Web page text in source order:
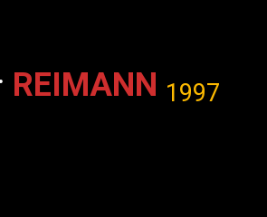
. REIMANN 1997